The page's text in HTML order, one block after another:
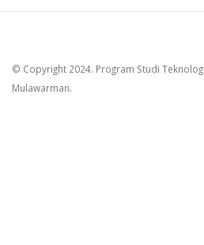
© Copyright 2024. Program Studi
Mulawarman.